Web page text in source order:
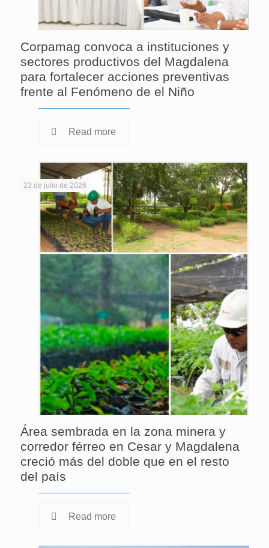
Corpamag convoca a instituciones y
sectores productivos del Magdalena
para fortalecer acciones preventivas
frente al Fenómeno de el Niño
Read more
23 de julio de 2026
Área sembrada en la zona minera y
corredor férreo en Cesar y Magdalena
creció más del doble que en el resto
del país
Read more